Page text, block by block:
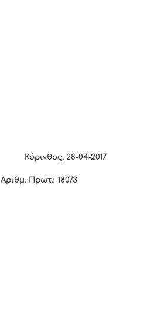
Κόρινθος, 28-04-2017
Αριθμ. Πρωτ.: 18073